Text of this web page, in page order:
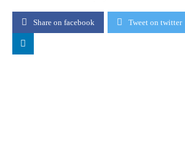
Share on facebook Tweet on twitter